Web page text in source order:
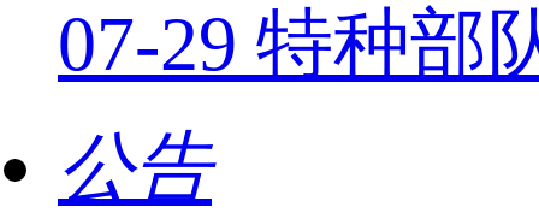
07-29 特种部
公告